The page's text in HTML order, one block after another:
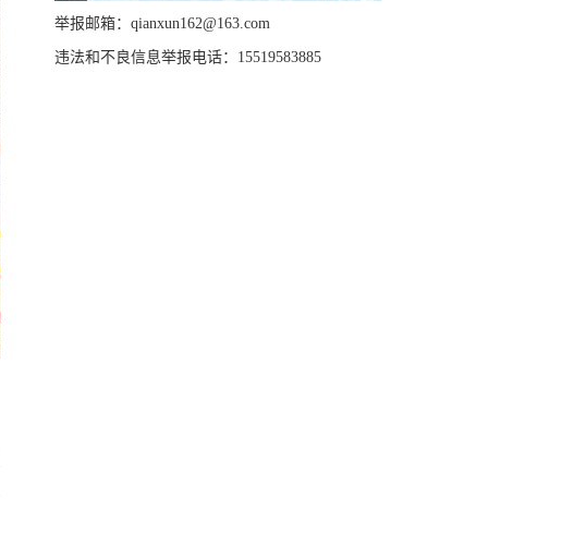
举报邮箱：qianxun162@163.com
违法和不良信息举报电话：15519583885